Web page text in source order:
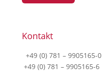
Kontakt
+49 (0) 781 – 9905165-0
+49 (0) 781 – 9905165-6